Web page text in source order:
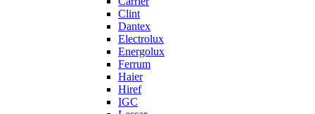
Clint
Dantex
Electrolux
Energolux
Ferrum
Haier
Hiref
IGC